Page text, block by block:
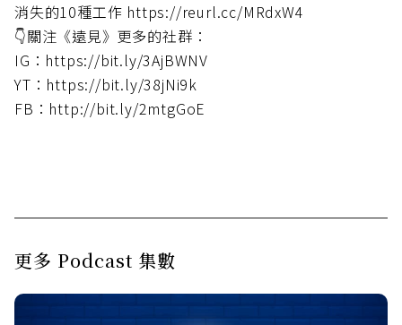
消失的10種工作 https://reurl.cc/MRdxW4
👇關注《遠見》更多的社群：
IG：https://bit.ly/3AjBWNV
YT：https://bit.ly/38jNi9k
FB：http://bit.ly/2mtgGoE
更多 Podcast 集數